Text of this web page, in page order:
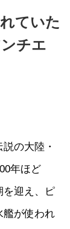
ていた
チエ
の大陸・
年ほど
を迎え、ピ
艦が使われ